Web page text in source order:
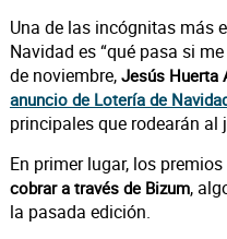
Una de las incógnitas más
Navidad es “qué pasa si
de noviembre, Jesús Huerta
anuncio de Lotería de
principales que rodearán al
En primer lugar, los premios
cobrar a través de Bizum,
la pasada edición.